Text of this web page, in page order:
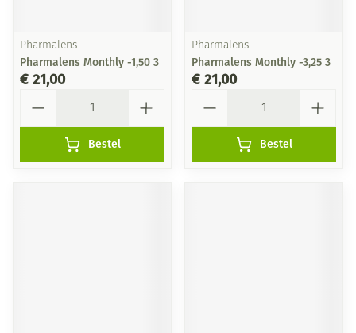
Pharmalens
Pharmalens Monthly -1,50 3
€ 21,00
Bestel
Pharmalens
Pharmalens Monthly -3,25 3
€ 21,00
Bestel